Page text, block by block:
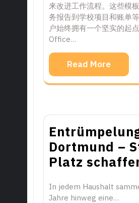
来改进工作流程。这些模
务报告到学校项目和账单
户始终拥有一个坚实的起
Office…
Read More
Dortmund –
Platz
In jedem Haushalt
Jahre hinweg eine…